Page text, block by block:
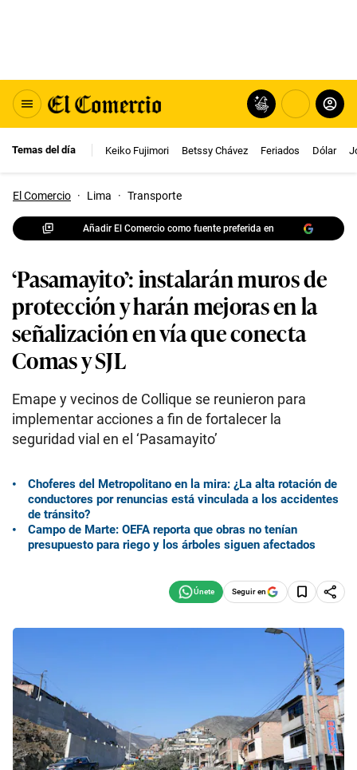
Temas del día Keiko Fujimori Betssy Chávez Feriados Dólar
El Comercio · Lima · Transporte
Añadir El Comercio como fuente preferida en
‘Pasamayito’: instalarán muros de
protección y harán mejoras en la
señalización en vía que conecta
Comas y SJL
Emape y vecinos de Collique se reunieron para
implementar acciones a fin de fortalecer la
seguridad vial en el ‘Pasamayito’
Choferes del Metropolitano en la mira: ¿La alta rotación de
conductores por renuncias está vinculada a los accidentes
de tránsito?
Campo de Marte: OEFA reporta que obras no tenían
presupuesto para riego y los árboles siguen afectados
Seguir en